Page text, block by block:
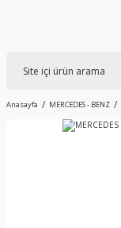
Anasayfa MERCEDES - BENZ